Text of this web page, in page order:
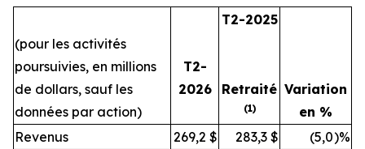
T2-
2026
T2-2025
Variation
en %
(pour les activités
poursuivies, en millions
de dollars, sauf les
données par action)
Retraité
(1)
Revenus 269,2 $ 283,3 $ (5,0)%